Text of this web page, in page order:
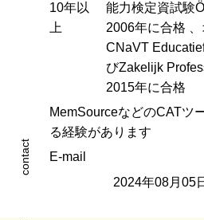
10年以
上
能力検定資試験
2006年に合格
CNaVT
びZakelijk
2015年に合格
MemSourceなどのCATツ
る経験があります
contact
E-mail
2024年08月05